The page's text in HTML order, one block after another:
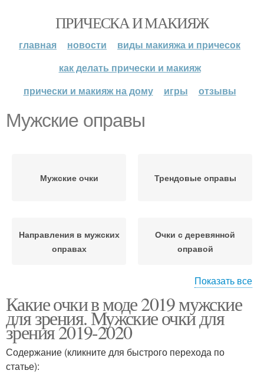
ПРИЧЕСКА И МАКИЯЖ
главная новости
виды макияжа и причесок
как делать прически и макияж
прически и макияж на дому
игры отзывы
Мужские оправы
Мужские очки Трендовые оправы
Направления в мужских
оправах
Очки с деревянной
оправой
авиаторы
Показать все
Какие очки в моде 2019 мужские
для зрения. Мужские очки для
зрения 2019-2020
Содержание (кликните для быстрого перехода по
статье):